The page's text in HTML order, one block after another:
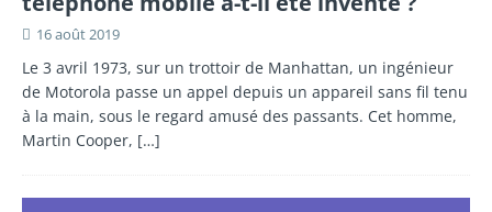
16 août 2019
Le 3 avril 1973, sur un trottoir de Manhattan, un ingénieur
de Motorola passe un appel depuis un appareil sans fil tenu
à la main, sous le regard amusé des passants. Cet homme,
Martin Cooper, […]